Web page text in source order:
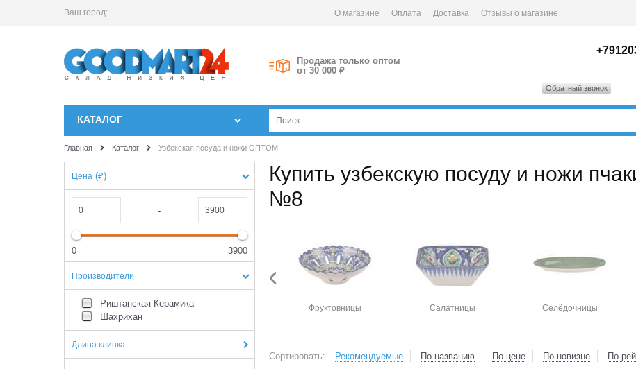
Ваш город: О магазине Оплата Доставка Отзывы о магазине
Продажа только оптом
от 30 000 ₽
Обратный звонок
КАТАЛОГ
Главная Каталог Узбекская посуда и ножи ОПТОМ
Цена (₽)
-
0 3900
Производители
Риштанская Керамика
Шахрихан
Длина клинка
Купить узбекскую посуду и ножи
№8
Чайники Фруктовницы Салатницы Селёдочницы
Сортировать: Рекомендуемые По названию По цене По новизне По